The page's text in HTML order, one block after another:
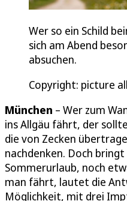
Wer so ein Schild
sich am Abend
absuchen.
Copyright: picture
München – Wer zum
ins Allgäu fährt, der
die von Zecken
nachdenken. Doch
Sommerurlaub, noch
man fährt, lautet die
Möglichkeit, mit drei